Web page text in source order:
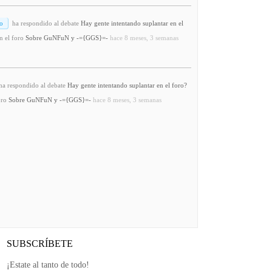
ha respondido al debate Hay gente intentando suplantar en el
el foro Sobre GuNFuN y -={GGS}=- hace 8 meses, 3 semanas
respondido al debate Hay gente intentando suplantar en el foro?
Sobre GuNFuN y -={GGS}=- hace 8 meses, 3 semanas
SUBSCRÍBETE
¡Estate al tanto de todo!